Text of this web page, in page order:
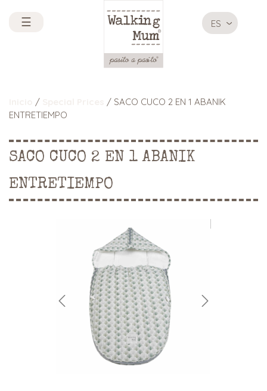
☰ ES
/
/ SACO CUCO 2 EN 1 ABANIK
ENTRETIEMPO
SACO CUCO 2 EN 1 ABANIK
ENTRETIEMPO